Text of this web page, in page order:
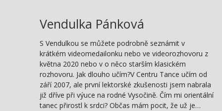
Vendulka Pánková
S Vendulkou se můžete podrobně seznámit v
krátkém videomedailonku nebo ve videorozhovoru z
května 2020 nebo v o něco starším klasickém
rozhovoru. Jak dlouho učím?V Centru Tance učím od
září 2007, ale první lektorské zkušenosti jsem nabrala
již dříve při výuce na rodné Vysočině. Čím mi orientální
tanec přirostl k srdci? Občas mám pocit, že už je…